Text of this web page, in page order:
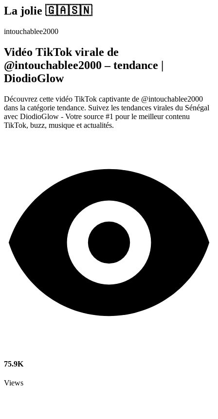
La jolie 🇬🇦🇸🇳
intouchablee2000
Vidéo TikTok virale de
@intouchablee2000 – tendance |
DiodioGlow
Découvrez cette vidéo TikTok captivante de @intouchablee2000
dans la catégorie tendance. Suivez les tendances virales du Sénégal
avec DiodioGlow - Votre source #1 pour le meilleur contenu
TikTok, buzz, musique et actualités.
75.9K
Views